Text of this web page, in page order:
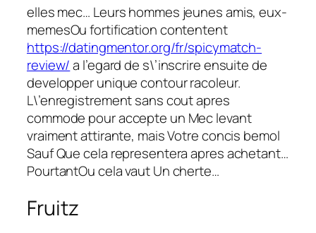
elles mec… Leurs hommes jeunes amis, eux-
memesOu fortification contentent
https://datingmentor.org/fr/spicymatch-
review/a l’egard de s\’inscrire ensuite de
developper unique contour racoleur.
L\’enregistrement sans cout apres
commode pour accepte un Mec levant
vraiment attirante, mais Votre concis bemol
Sauf Que cela representera apres achetant…
PourtantOu cela vaut Un cherte…
Fruitz